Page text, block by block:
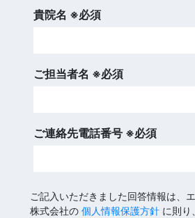
貴院名 ※必須
ご担当者名 ※必須
ご連絡先電話番号 ※必須
ご記入いただきました回答情報は、
株式会社の 個人情報保護方針 に則り